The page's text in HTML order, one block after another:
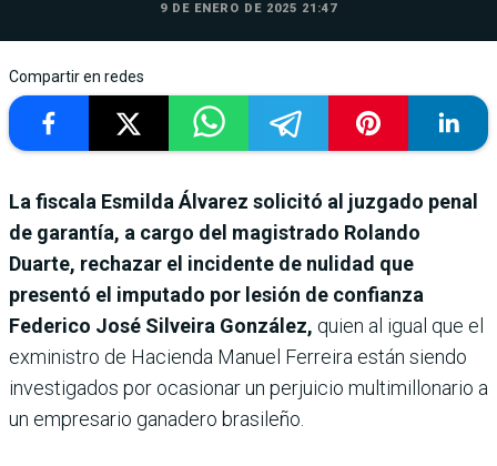
9 DE ENERO DE 2025 21:47
Compartir en redes
La fiscala Esmilda Álvarez solicitó al juzgado penal
de garantía, a cargo del magistrado Rolando
Duarte, rechazar el incidente de nulidad que
presentó el imputado por lesión de confianza
Federico José Silveira González, quien al igual que el
exministro de Hacienda Manuel Ferreira están siendo
investigados por ocasionar un perjuicio multimillonario a
un empresario ganadero brasileño.